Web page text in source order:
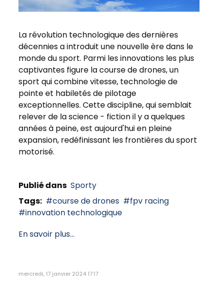
La révolution technologique des dernières
décennies a introduit une nouvelle ère dans le
monde du sport. Parmi les innovations les plus
captivantes figure la course de drones, un
sport qui combine vitesse, technologie de
pointe et habiletés de pilotage
exceptionnelles. Cette discipline, qui semblait
relever de la science - fiction il y a quelques
années à peine, est aujourd'hui en pleine
expansion, redéfinissant les frontières du sport
motorisé.
Publié dans Sporty
Tags:
course de drones
fpv racing
innovation technologique
En savoir plus...
mercredi, 17 janvier 2024 17:17